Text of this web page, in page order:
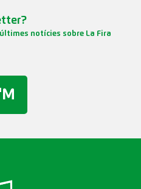
notícies sobre La Fira